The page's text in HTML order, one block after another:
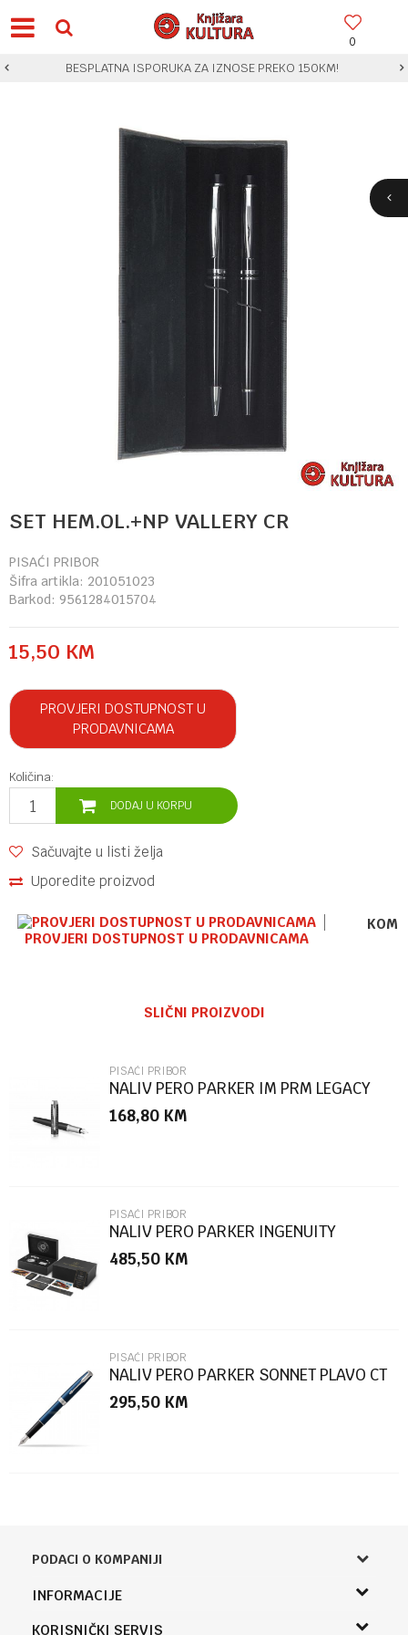
0
BESPLATNA ISPORUKA ZA IZNOSE PREKO 150KM!
SET HEM.OL.+NP VALLERY CR
PISAĆI PRIBOR
Šifra artikla: 201051023
Barkod: 9561284015704
15,50 KM
PROVJERI DOSTUPNOST U
PRODAVNICAMA
Količina:
DODAJ U KORPU
Sačuvajte u listi želja
Uporedite proizvod
PROVJERI DOSTUPNOST U PRODAVNICAMA
Poruka
POŠALJI
SLIČNI PROIZVODI
PISAĆI PRIBOR
NALIV PERO PARKER IM PRM LEGACY
CT F
168,80 KM
PISAĆI PRIBOR
NALIV PERO PARKER INGENUITY
LEGACY CT F
485,50 KM
PISAĆI PRIBOR
NALIV PERO PARKER SONNET PLAVO CT
M
295,50 KM
PODACI O KOMPANIJI
Knjižara Kultura
INFORMACIJE
O nama
KORISNIČKI SERVIS